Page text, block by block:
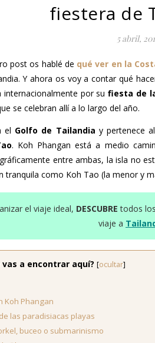
fiestera de
5 abril,
post os hablé de qué ver en la
Y ahora os voy a contar qué
internacionalmente por sufiesta de
se celebran allí a lo largo del año.
el Golfo de Tailandia y pertenece al
. Koh Phangan está a medio
entre ambas, la isla no
tranquila como Koh Tao (la menor y
el viaje ideal, DESCUBREtodos
viaje a
vas a encontrar aquí? [ocultar]
Koh Phangan
las paradisiacas playas
buceo o submarinismo